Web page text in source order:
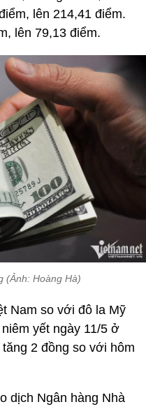
lên 214,41 điểm.
lên 79,13 điểm.
(Ảnh: Hoàng Hà)
Nam so với đô la Mỹ
yết ngày 11/5 ở
2 đồng so với hôm
dịch Ngân hàng Nhà